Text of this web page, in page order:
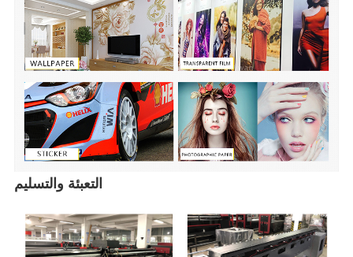
التعبئة والتسليم